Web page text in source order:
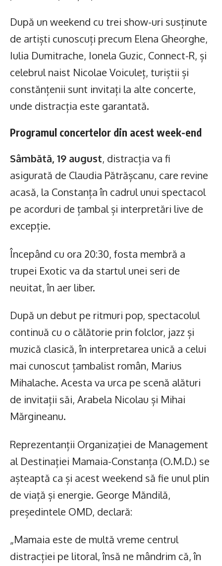
După un weekend cu trei show-uri susținute
de artiști cunoscuți precum Elena Gheorghe,
Iulia Dumitrache, Ionela Guzic, Connect-R, și
celebrul naist Nicolae Voiculeț, turiștii și
constănțenii sunt invitați la alte concerte,
unde distracția este garantată.
Programul concertelor din acest week-end
Sâmbătă, 19 august, distracția va fi
asigurată de Claudia Pătrășcanu, care revine
acasă, la Constanța în cadrul unui spectacol
pe acorduri de țambal și interpretări live de
excepție.
Începând cu ora 20:30, fosta membră a
trupei Exotic va da startul unei seri de
neuitat, în aer liber.
După un debut pe ritmuri pop, spectacolul
continuă cu o călătorie prin folclor, jazz și
muzică clasică, în interpretarea unică a celui
mai cunoscut țambalist român, Marius
Mihalache. Acesta va urca pe scenă alături
de invitații săi, Arabela Nicolau și Mihai
Mărgineanu.
Reprezentanții Organizației de Management
al Destinației Mamaia-Constanța (O.M.D.) se
așteaptă ca și acest weekend să fie unul plin
de viață și energie. George Măndilă,
președintele OMD, declară:
„Mamaia este de multă vreme centrul
distracției pe litoral, însă ne mândrim că, în